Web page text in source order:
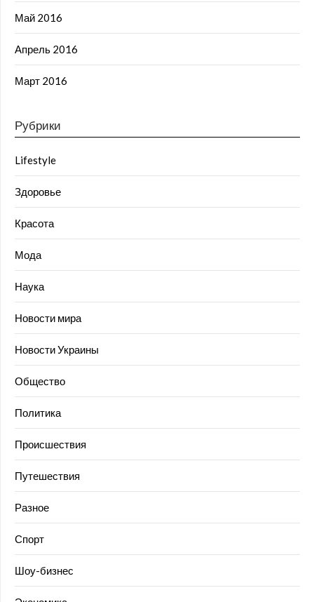
Май 2016
Апрель 2016
Март 2016
Рубрики
Lifestyle
Здоровье
Красота
Мода
Наука
Новости мира
Новости Украины
Общество
Политика
Происшествия
Путешествия
Разное
Спорт
Шоу-бизнес